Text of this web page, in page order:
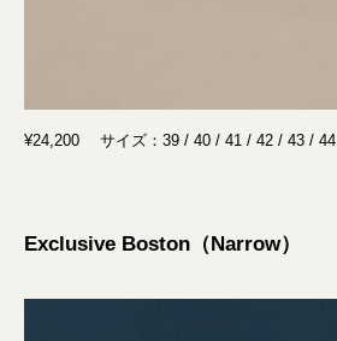
¥24,200 サイズ：39 / 40 / 41 / 42 / 43 / 44
Exclusive Boston（Narrow）